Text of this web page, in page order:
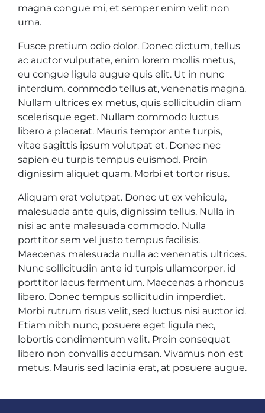
magna congue mi, et semper enim velit non
urna.
Fusce pretium odio dolor. Donec dictum, tellus
ac auctor vulputate, enim lorem mollis metus,
eu congue ligula augue quis elit. Ut in nunc
interdum, commodo tellus at, venenatis magna.
Nullam ultrices ex metus, quis sollicitudin diam
scelerisque eget. Nullam commodo luctus
libero a placerat. Mauris tempor ante turpis,
vitae sagittis ipsum volutpat et. Donec nec
sapien eu turpis tempus euismod. Proin
dignissim aliquet quam. Morbi et tortor risus.
Aliquam erat volutpat. Donec ut ex vehicula,
malesuada ante quis, dignissim tellus. Nulla in
nisi ac ante malesuada commodo. Nulla
porttitor sem vel justo tempus facilisis.
Maecenas malesuada nulla ac venenatis ultrices.
Nunc sollicitudin ante id turpis ullamcorper, id
porttitor lacus fermentum. Maecenas a rhoncus
libero. Donec tempus sollicitudin imperdiet.
Morbi rutrum risus velit, sed luctus nisi auctor id.
Etiam nibh nunc, posuere eget ligula nec,
lobortis condimentum velit. Proin consequat
libero non convallis accumsan. Vivamus non est
metus. Mauris sed lacinia erat, at posuere augue.